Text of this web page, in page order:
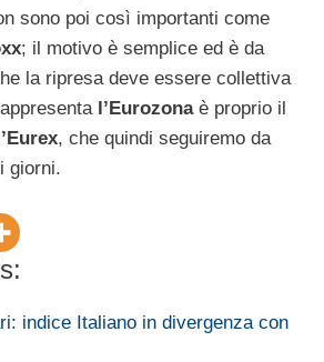
sono poi così importanti come
; il motivo è semplice ed è da
la ripresa deve essere collettiva
l’Eurozonaè proprio il
, che quindi seguiremo da
giorni.
indice Italiano in divergenza con